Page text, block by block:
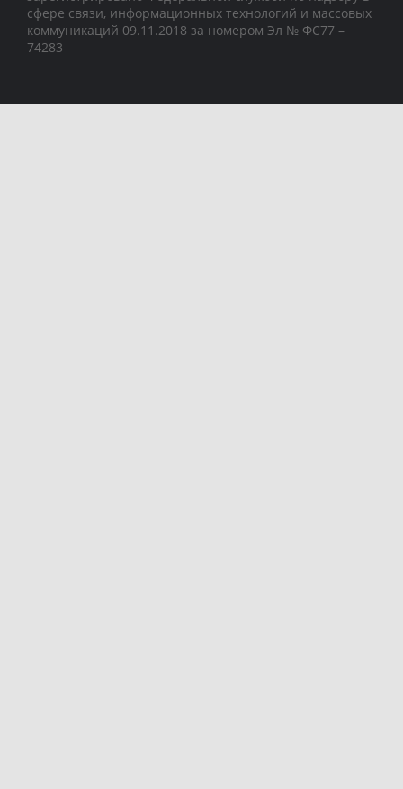
сфере связи, информационных технологий и массовых
коммуникаций 09.11.2018 за номером Эл № ФС77 –
74283